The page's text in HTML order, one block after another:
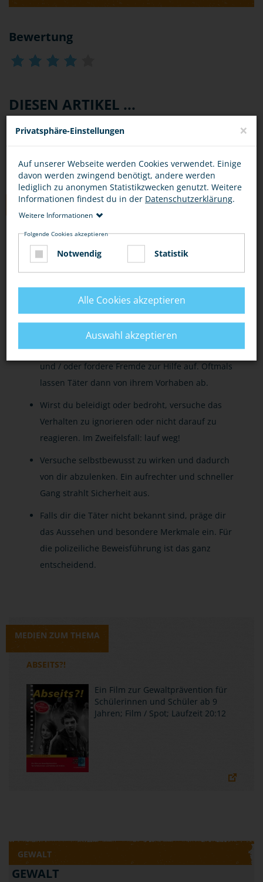
Bewertung
DIESEN ARTIKEL ...
TIPPS
SITUATIONEN OPFER TÄTER
gewaltbereite Cliquen aufhalten. Dies gilt auch
für abgelegene Straßen, Wege und Plätze -
Kommst du in eine Notsituation, schreie laut
und / oder fordere Fremde zur Hilfe auf. Oftmals
lassen Täter dann von ihrem Vorhaben ab.
Wirst du beleidigt oder bedroht, versuche das
Verhalten zu ignorieren oder nicht darauf zu
reagieren. Im Zweifelsfall: lauf weg!
Versuche selbstbewusst zu wirken und dadurch
von dir abzulenken. Ein aufrechter und schneller
Gang strahlt Sicherheit aus.
Falls dir die Täter nicht bekannt sind, präge dir
das Aussehen und besondere Merkmale ein. Für
die polizeiliche Beweisführung ist das ganz
entscheidend.
MEDIEN ZUM THEMA
ABSEITS?!
Ein Film zur Gewaltprävention für
Schülerinnen und Schüler ab 9
Jahren; Film / Spot; Laufzeit 20:12
GEWALT
GEWALT
Privatsphäre-Einstellungen ×
Auf unserer Webseite werden Cookies verwendet. Einige
davon werden zwingend benötigt, andere werden
lediglich zu anonymen Statistikzwecken genutzt. Weitere
Informationen findest du in der Datenschutzerklärung.
Weitere Informationen
Folgende Cookies akzeptieren
Notwendig Statistik
Alle Cookies akzeptieren
Auswahl akzeptieren